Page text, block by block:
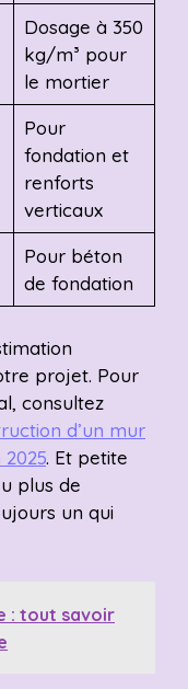
Dosage à 350
kg/m³ pour
le mortier
Pour
fondation et
renforts
verticaux
Pour béton
de fondation
projet. Pour
consultez
d’un mur
. Et petite
plus de
un qui
: tout savoir